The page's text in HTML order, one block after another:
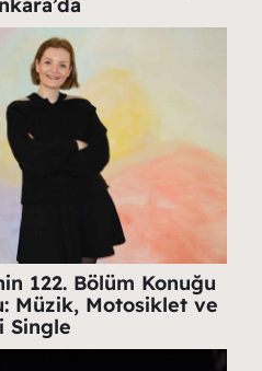
122. Bölüm Konuğu
Müzik, Motosiklet ve
Single